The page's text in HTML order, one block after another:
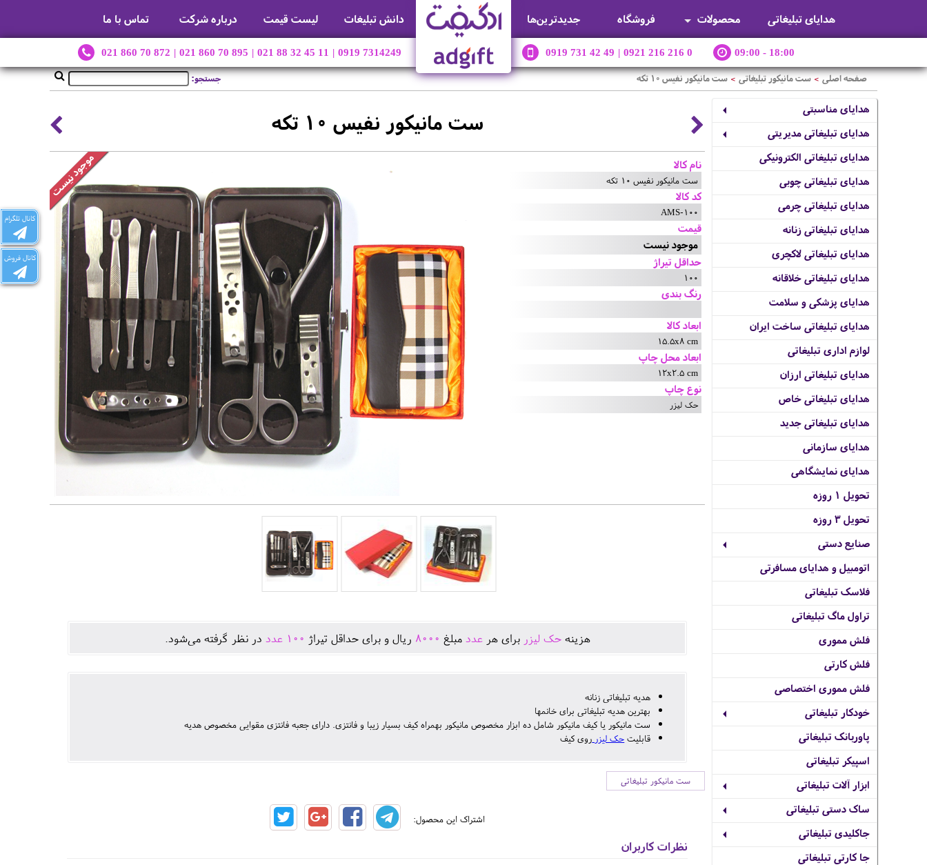
هدایای تبلیغاتی محصولات فروشگاه جديدترين‌ها دانش تبلیغات لیست قیمت درباره شرکت تماس با ما
021 860 70 872 | 021 860 70 895 | 021 88 32 45 11 | 0919 7314249 0919 731 42 49 | 0921 216 216 0 09:00 - 18:00
کانال تلگرام
کانال فروش
جستجو: صفحه اصلی > ست مانیکور تبلیغاتی > ست مانیکور نفیس 10 تکه
هدایای مناسبتی
هدایای تبلیغاتی مدیریتی
هدایای تبلیغاتی الکترونیکی
هدایای تبلیغاتی چوبی
هدایای تبلیغاتی چرمی
هدایای تبلیغاتی زنانه
هدایای تبلیغاتی لاکچری
هدایای تبلیغاتی خلاقانه
هدایای پزشکی و سلامت
هدایای تبلیغاتی ساخت ایران
لوازم اداری تبلیغاتی
هدایای تبلیغاتی ارزان
هدایای تبلیغاتی خاص
هدایای تبلیغاتی جدید
هدایای سازمانی
هدایای نمایشگاهی
تحویل 1 روزه
تحویل 3 روزه
صنایع دستی
اتومبیل و هدایای مسافرتی
فلاسک تبلیغاتی
تراول ماگ تبلیغاتی
فلش مموری
فلش کارتی
فلش مموری اختصاصی
خودکار تبلیغاتی
پاوربانک تبلیغاتی
اسپیکر تبلیغاتی
ابزار آلات تبلیغاتی
ساک دستی تبلیغاتی
جاکلیدی تبلیغاتی
جا کارتی تبلیغاتی
ست مانیکور نفیس 10 تکه
نام کالا
ست مانیکور نفیس 10 تکه
کد کالا
AMS-100
قیمت
موجود نیست
حداقل تیراژ
100
رنگ بندی
ابعاد کالا
15.5x8 cm
ابعاد محل چاپ
12x2.5 cm
نوع چاپ
حک لیزر
هزينهحک لیزر برای هرعدد مبلغ 8000 ريال و برای حداقل تيراژ 100 عدد در نظر گرفته می‌شود.
هدیه تبلیغاتی زنانه
بهترین هدیه تبلیغاتی برای خانمها
ست مانیکور یا کیف مانیکور شامل ده ابزار مخصوص مانیکور بهمراه کیف بسیار زیبا و فانتزی. دارای جعبه فانتزی مقوایی مخصوص هدیه
قابلیت حک لیزر روی کیف
ست مانیکور تبلیغاتی
اشتراک این محصول:
نظرات کاربران